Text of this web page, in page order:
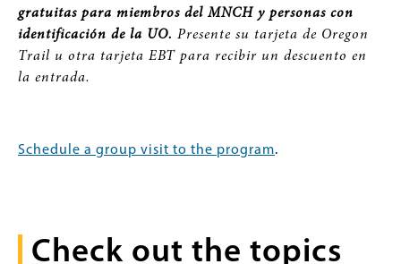
gratuitas para miembros del MNCH y personas con
identificación de la UO. Presente su tarjeta de Oregon
Trail u otra tarjeta EBT para recibir un descuento en
la entrada.
Schedule a group visit to the program.
Check out the topics